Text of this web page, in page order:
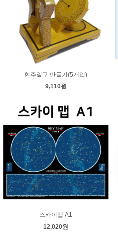
현주일구 만들기(5개입)
9,110원
스카이맵 A1
12,020원